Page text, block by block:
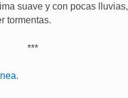
suave y con pocas lluvias,
tormentas.
***